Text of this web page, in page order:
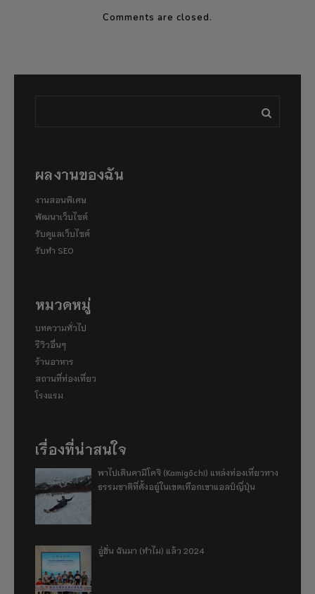
Comments are closed.
ผลงานของฉัน
งานสอนพิเศษ
พัฒนาเว็บไซต์
รับดูแลเว็บไซต์
รับทำ SEO
หมวดหมู่
บทความทั่วไป
รีวิวอื่นๆ
ร้านอาหาร
สถานที่ท่องเที่ยว
โรงแรม
เรื่องที่น่าสนใจ
พาไปเดินคามิโคจิ (Kamigōchi) แหล่งท่องเที่ยวทาง
ธรรมชาติที่ตั้งอยู่ในเขตเทือกเขาแอลป์ญี่ปุ่น
อู่ฮั่น ฉันมา (ทำไม) แล้ว 2024